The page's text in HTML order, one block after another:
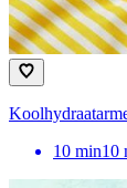
10 min10